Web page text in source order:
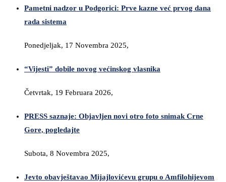
Pametni nadzor u Podgorici: Prve kazne već prvog dana
rada sistema
Ponedjeljak, 17 Novembra 2025,
“Vijesti” dobile novog većinskog vlasnika
Četvrtak, 19 Februara 2026,
PRESS saznaje: Objavljen novi otro foto snimak Crne
Gore, pogledajte
Subota, 8 Novembra 2025,
Jevto obavještavao Mijajlovićevu grupu o Amfilohijevom